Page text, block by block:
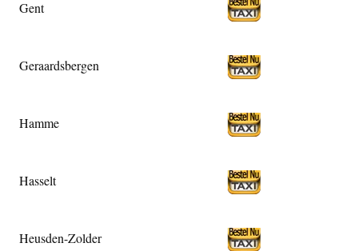
Gent
Geraardsbergen
Hamme
Hasselt
Heusden-Zolder